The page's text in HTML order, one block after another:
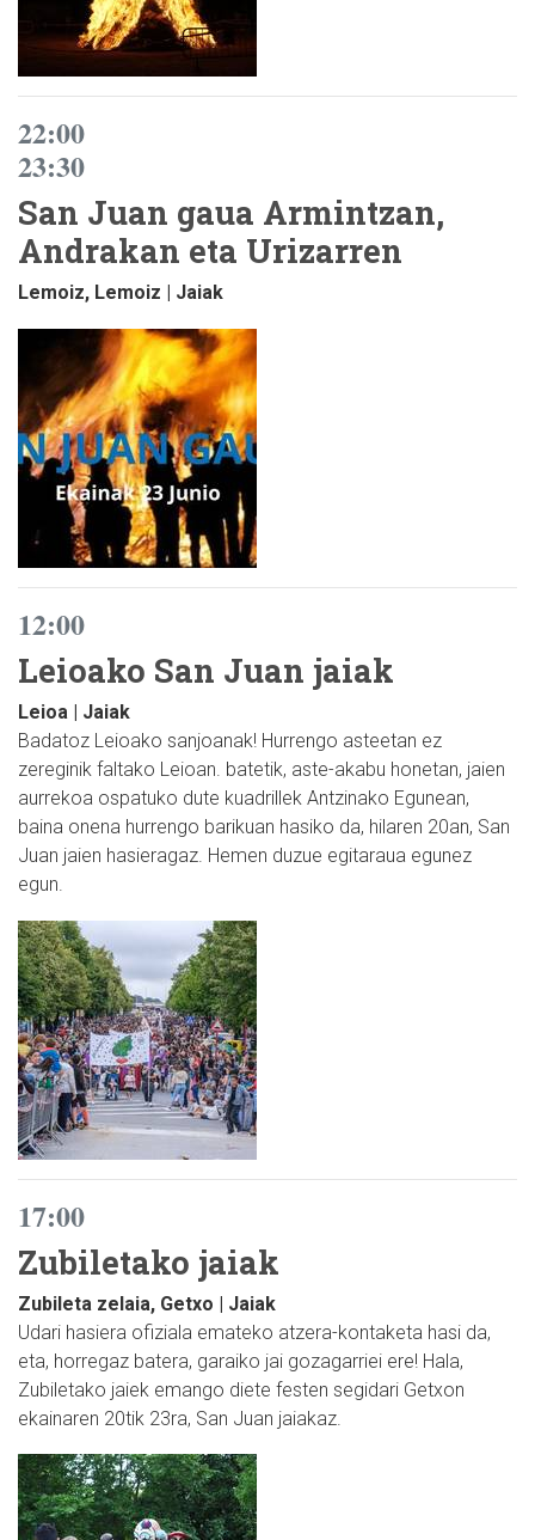
22:00
23:30
San Juan gaua Armintzan,
Andrakan eta Urizarren
Lemoiz, Lemoiz | Jaiak
12:00
Leioako San Juan jaiak
Leioa | Jaiak
Badatoz Leioako sanjoanak! Hurrengo asteetan ez
zereginik faltako Leioan. batetik, aste-akabu honetan, jaien
aurrekoa ospatuko dute kuadrillek Antzinako Egunean,
baina onena hurrengo barikuan hasiko da, hilaren 20an, San
Juan jaien hasieragaz. Hemen duzue egitaraua egunez
egun.
17:00
Zubiletako jaiak
Zubileta zelaia, Getxo | Jaiak
Udari hasiera ofiziala emateko atzera-kontaketa hasi da,
eta, horregaz batera, garaiko jai gozagarriei ere! Hala,
Zubiletako jaiek emango diete festen segidari Getxon
ekainaren 20tik 23ra, San Juan jaiakaz.